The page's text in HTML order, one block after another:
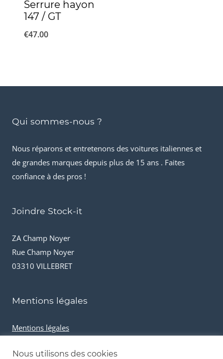
Serrure hayon
147 / GT
€47.00
Qui sommes-nous ?
Nous réparons et entretenons des voitures italiennes et
de grandes marques depuis plus de 15 ans . Faites
confiance à des pros !
Joindre Stock-it
ZA Champ Noyer
Rue Champ Noyer
03310 VILLEBRET
Mentions légales
Mentions légales
Cookies et données personnelles
Nous utilisons des cookies